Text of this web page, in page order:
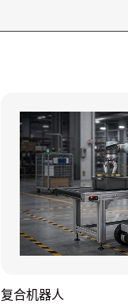
复合机器人